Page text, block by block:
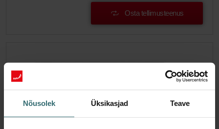
Nõusolek Üksikasjad Teave
Osta tellimusteenus